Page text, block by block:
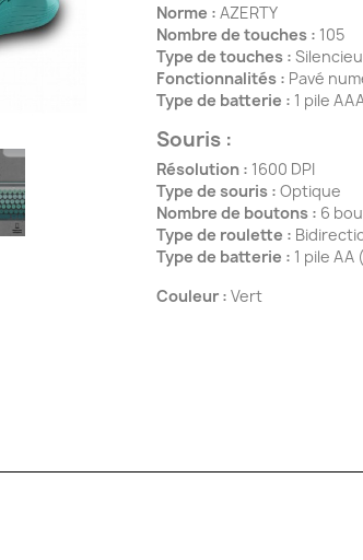
Norme : AZERTY
Nombre de touches : 105
Type de touches :
Fonctionnalités : Pavé
Type de batterie : 1 pile
Souris :
Résolution : 1600 DPI
Type de souris : Optique
Nombre de boutons : 6
Type de roulette :
Type de batterie : 1 pile AA
Couleur : Vert